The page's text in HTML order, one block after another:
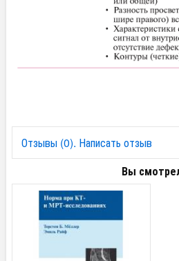
Отзывы (0). Написать отзыв
Вы